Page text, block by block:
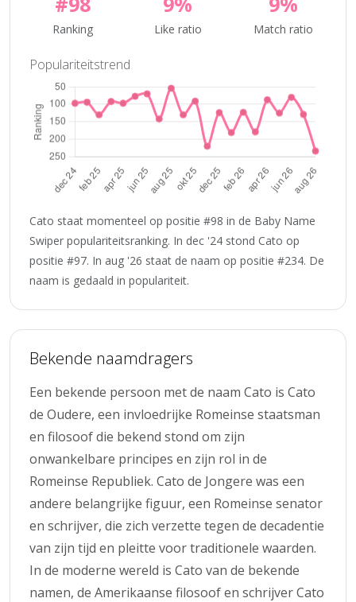
Ranking Like ratio Match ratio
Populariteitstrend
Cato staat momenteel op positie #98 in de Baby Name
Swiper populariteitsranking. In dec '24 stond Cato op
positie #97. In aug '26 staat de naam op positie #234. De
naam is gedaald in populariteit.
Bekende naamdragers
Een bekende persoon met de naam Cato is Cato
de Oudere, een invloedrijke Romeinse staatsman
en filosoof die bekend stond om zijn
onwankelbare principes en zijn rol in de
Romeinse Republiek. Cato de Jongere was een
andere belangrijke figuur, een Romeinse senator
en schrijver, die zich verzette tegen de decadentie
van zijn tijd en pleitte voor traditionele waarden.
In de moderne wereld is Cato van de bekende
namen, de Amerikaanse filosoof en schrijver Cato